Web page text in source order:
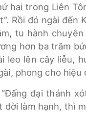
hai trong Liên
Rồi đó ngài
tu hành
hơn ba trăm
leo lên cây liễu,
phong cho hiệu
đại thánh
đời làm hạnh, thì